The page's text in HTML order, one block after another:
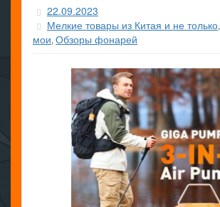
22.09.2023
Мелкие товары из Китая и не только,
мои, Обзоры фонарей